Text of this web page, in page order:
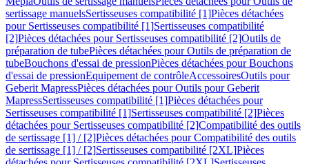
sertissage manuelsSertisseuses compatibilité [1]Pièces détachées
pour Sertisseuses compatibilité [1]Sertisseuses compatibilité
[2]Pièces détachées pour Sertisseuses compatibilité [2]Outils de
préparation de tubePièces détachées pour Outils de préparation de
tubeBouchons d'essai de pressionPièces détachées pour Bouchons
d'essai de pressionEquipement de contrôleAccessoiresOutils pour
Geberit MapressPièces détachées pour Outils pour Geberit
MapressSertisseuses compatibilité [1]Pièces détachées pour
Sertisseuses compatibilité [1]Sertisseuses compatibilité [2]Pièces
détachées pour Sertisseuses compatibilité [2]Compatibilité des outils
de sertissage [1] / [2]Pièces détachées pour Compatibilité des outils
de sertissage [1] / [2]Sertisseuses compatibilité [2XL]Pièces